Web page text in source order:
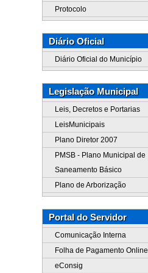
Protocolo
Diário Oficial
Diário Oficial do Município
Legislação Municipal
Leis, Decretos e Portarias
LeisMunicipais
Plano Diretor 2007
PMSB - Plano Municipal de
Saneamento Básico
Plano de Arborização
Portal do Servidor
Comunicação Interna
Folha de Pagamento Online
eConsig